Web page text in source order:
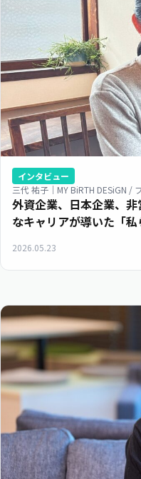
インタビュー
三代 祐子｜MY BiRTH DESiGN /
外資企業、日本企業、
なキャリアが導いた「私
2026.05.23